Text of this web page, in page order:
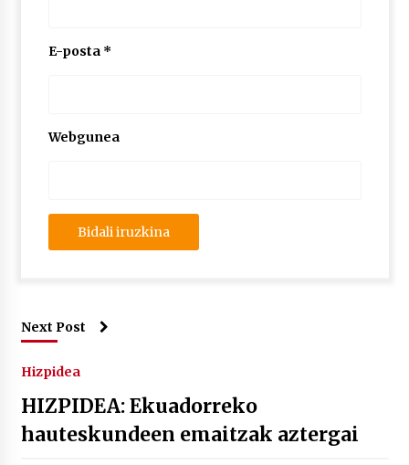
E-posta *
Webgunea
Next Post
Hizpidea
HIZPIDEA: Ekuadorreko
hauteskundeen emaitzak aztergai